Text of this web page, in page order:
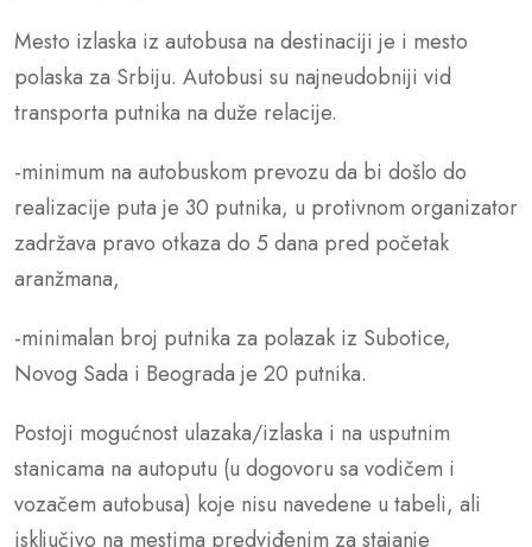
Mesto izlaska iz autobusa na destinaciji je i mesto
polaska za Srbiju. Autobusi su najneudobniji vid
transporta putnika na duže relacije.
-minimum na autobuskom prevozu da bi došlo do
realizacije puta je 30 putnika, u protivnom organizator
zadržava pravo otkaza do 5 dana pred početak
aranžmana,
-minimalan broj putnika za polazak iz Subotice,
Novog Sada i Beograda je 20 putnika.
Postoji mogućnost ulazaka/izlaska i na usputnim
stanicama na autoputu (u dogovoru sa vodičem i
vozačem autobusa) koje nisu navedene u tabeli, ali
isključivo na mestima predviđenim za stajanje